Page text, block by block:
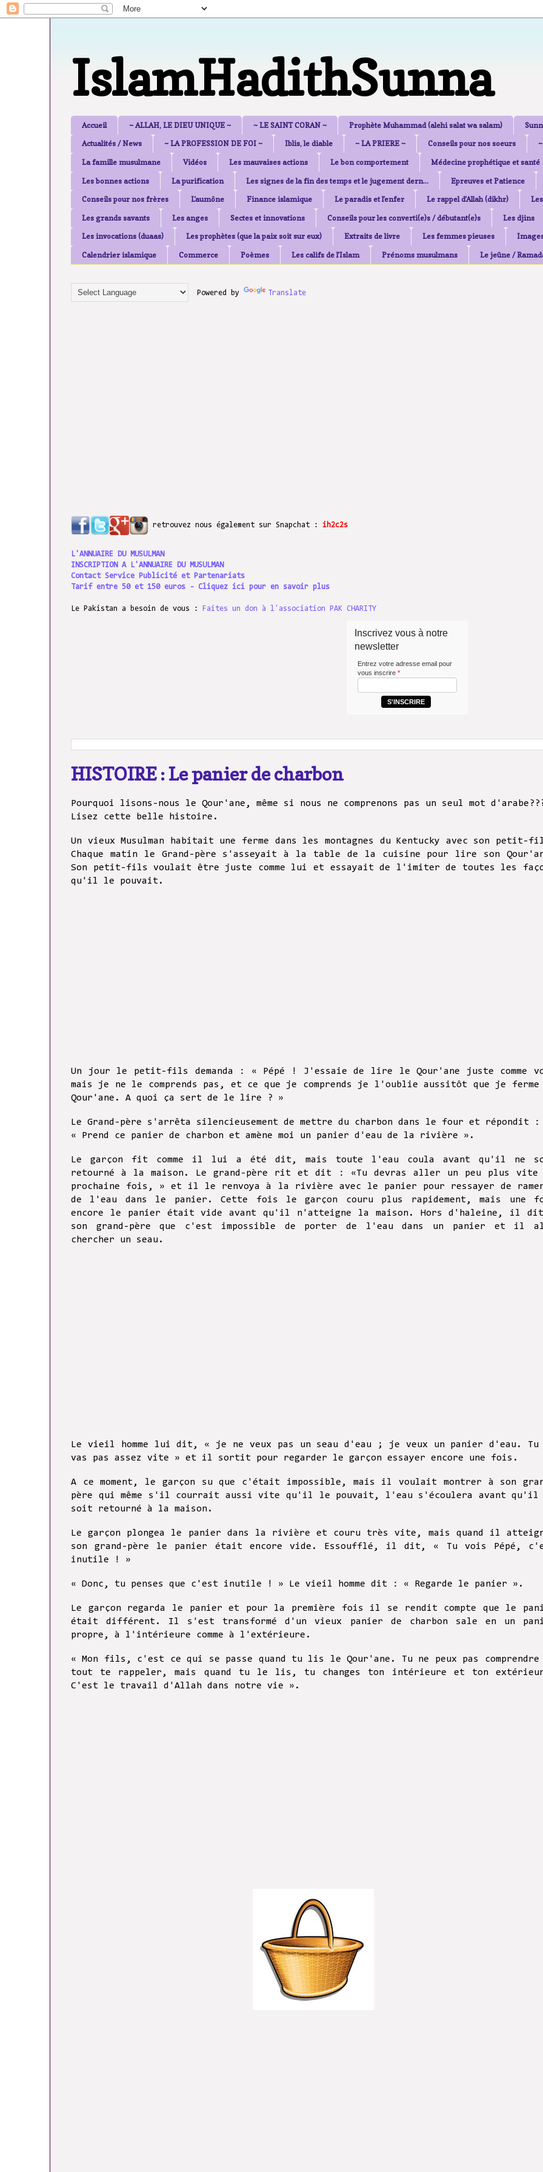
IslamHadithSunna
Accueil ~ ALLAH, LE DIEU UNIQUE ~ ~ LE SAINT CORAN ~ Prophète Muhammad (alehi salat wa salam)
Actualités / News ~ LA PROFESSION DE FOI ~ Iblis, le diable ~ LA PRIERE ~ Conseils pour nos soeurs
La famille musulmane Vidéos Les mauvaises actions Le bon comportement Médecine prophétique et santé
Les bonnes actions La purification Les signes de la fin des temps et le jugement dern... Epreuves et Patience
Conseils pour nos frères L'aumône Finance islamique Le paradis et l'enfer Le rappel d'Allah (dikhr)
Les grands savants Les anges Sectes et innovations Conseils pour les converti(e)s / débutant(e)s Les djins
Les invocations (duaas) Les prophètes (que la paix soit sur eux) Extraits de livre Les femmes pieuses
Calendrier islamique Commerce Poèmes Les califs de l'Islam Prénoms musulmans Le jeûne /
Powered by Translate
retrouvez nous également sur Snapchat : ih2c2s
L'ANNUAIRE DU MUSULMAN
INSCRIPTION A L'ANNUAIRE DU MUSULMAN
Contact Service Publicité et Partenariats
Tarif entre 50 et 150 euros - Cliquez ici pour en savoir plus
Le Pakistan a besoin de vous : Faites un don à l'association PAK CHARITY
Inscrivez vous à notre
newsletter
Entrez votre adresse email pour
vous inscrire *
S'INSCRIRE
HISTOIRE : Le panier de charbon
Pourquoi lisons-nous le Qour'ane, même si nous ne comprenons pas un seul mot
Lisez cette belle histoire.
Un vieux Musulman habitait une ferme dans les montagnes du Kentucky avec son petit-
Chaque matin le Grand-père s'asseyait à la table de la cuisine pour lire son
Son petit-fils voulait être juste comme lui et essayait de l'imiter de toutes les
qu'il le pouvait.
Un jour le petit-fils demanda : « Pépé ! J'essaie de lire le Qour'ane juste comme
mais je ne le comprends pas, et ce que je comprends je l'oublie aussitôt que je
Qour'ane. A quoi ça sert de le lire ? »
Le Grand-père s'arrêta silencieusement de mettre du charbon dans le four et répondit :
« Prend ce panier de charbon et amène moi un panier d'eau de la rivière ».
Le garçon fit comme il lui a été dit, mais toute l'eau coula avant qu'il ne
retourné à la maison. Le grand-père rit et dit : «Tu devras aller un peu plus vite
prochaine fois, » et il le renvoya à la rivière avec le panier pour ressayer de
de l'eau dans le panier. Cette fois le garçon couru plus rapidement, mais une
encore le panier était vide avant qu'il n'atteigne la maison. Hors d'haleine, il
son grand-père que c'est impossible de porter de l'eau dans un panier et il
chercher un seau.
Le vieil homme lui dit, « je ne veux pas un seau d'eau ; je veux un panier d'eau. Tu
vas pas assez vite » et il sortit pour regarder le garçon essayer encore une fois.
A ce moment, le garçon su que c'était impossible, mais il voulait montrer à son
père qui même s'il courrait aussi vite qu'il le pouvait, l'eau s'écoulera avant qu'il
soit retourné à la maison.
Le garçon plongea le panier dans la rivière et couru très vite, mais quand il
son grand-père le panier était encore vide. Essoufflé, il dit, « Tu vois Pépé,
inutile ! »
« Donc, tu penses que c'est inutile ! » Le vieil homme dit : « Regarde le panier ».
Le garçon regarda le panier et pour la première fois il se rendit compte que le
était différent. Il s'est transformé d'un vieux panier de charbon sale en un
propre, à l'intérieure comme à l'extérieure.
« Mon fils, c'est ce qui se passe quand tu lis le Qour'ane. Tu ne peux pas comprendre
tout te rappeler, mais quand tu le lis, tu changes ton intérieure et ton
C'est le travail d'Allah dans notre vie ».